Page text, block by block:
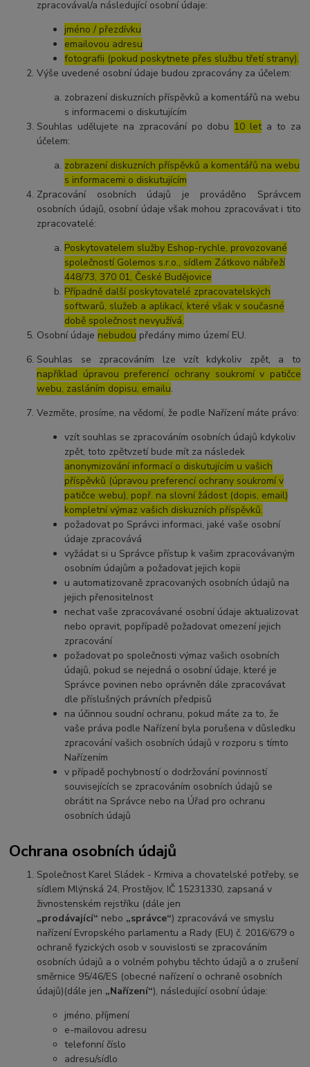
zpracovával/a následující osobní údaje:
jméno / přezdívku
emailovou adresu
fotografii (pokud poskytnete přes službu třetí strany).
Výše uvedené osobní údaje budou zpracovány za účelem:
zobrazení diskuzních příspěvků a komentářů na webu
s informacemi o diskutujícím
Souhlas udělujete na zpracování po dobu 10 leta to za
účelem:
zobrazení diskuzních příspěvků a komentářů na webu
s informacemi o diskutujícím
Zpracování osobních údajů je prováděno Správcem
osobních údajů, osobní údaje však mohou zpracovávat i tito
zpracovatelé:
Poskytovatelem služby Eshop-rychle, provozované
společností Golemos s.r.o., sídlem Zátkovo nábřeží
448/73, 370 01, České Budějovice
Případně další poskytovatelé zpracovatelských
softwarů, služeb a aplikací, které však v současné
době společnost nevyužívá.
Osobní údaje nebudou předány mimo území EU.
Souhlas se zpracováním lze vzít kdykoliv zpět, a to
například úpravou preferencí ochrany soukromí v patičce
webu, zasláním dopisu, emailu.
Vezměte, prosíme, na vědomí, že podle Nařízení máte právo:
vzít souhlas se zpracováním osobních údajů kdykoliv
zpět, toto zpětvzetí bude mít za následek
anonymizování informací o diskutujícím u vašich
příspěvků (úpravou preferencí ochrany soukromí v
patičce webu), popř. na slovní žádost (dopis, email)
kompletní výmaz vašich diskuzních příspěvků.
požadovat po Správci informaci, jaké vaše osobní
údaje zpracovává
vyžádat si u Správce přístup k vašim zpracovávaným
osobním údajům a požadovat jejich kopii
u automatizovaně zpracovaných osobních údajů na
jejich přenositelnost
nechat vaše zpracovávané osobní údaje aktualizovat
nebo opravit, popřípadě požadovat omezení jejich
zpracování
požadovat po společnosti výmaz vašich osobních
údajů, pokud se nejedná o osobní údaje, které je
Správce povinen nebo oprávněn dále zpracovávat
dle příslušných právních předpisů
na účinnou soudní ochranu, pokud máte za to, že
vaše práva podle Nařízení byla porušena v důsledku
zpracování vašich osobních údajů v rozporu s tímto
Nařízením
v případě pochybností o dodržování povinností
souvisejících se zpracováním osobních údajů se
obrátit na Správce nebo na Úřad pro ochranu
osobních údajů
Ochrana osobních údajů
Společnost Karel Sládek - Krmiva a chovatelské potřeby, se
sídlem Mlýnská 24, Prostějov, IČ 15231330, zapsaná v
živnostenském rejstříku (dále jen
„prodávající“ nebo „správce“) zpracovává ve smyslu
nařízení Evropského parlamentu a Rady (EU) č. 2016/679 o
ochraně fyzických osob v souvislosti se zpracováním
osobních údajů a o volném pohybu těchto údajů a o zrušení
směrnice 95/46/ES (obecné nařízení o ochraně osobních
údajů)(dále jen „Nařízení“), následující osobní údaje:
jméno, příjmení
e-mailovou adresu
telefonní číslo
adresu/sídlo